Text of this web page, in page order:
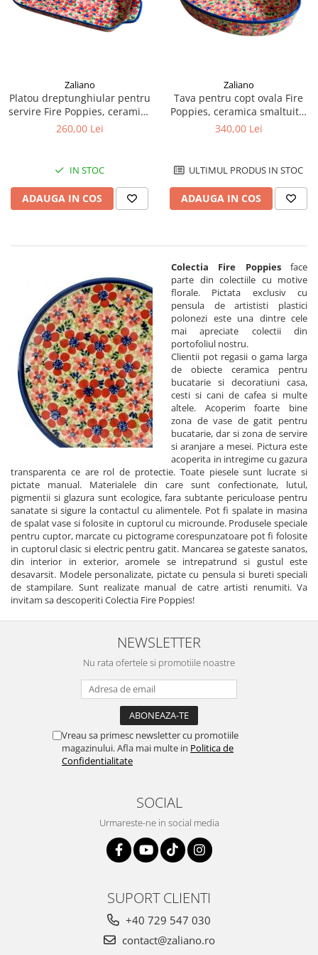
Zaliano
Platou dreptunghiular pentru
servire Fire Poppies, ceramica
smaltuita, pictat manual, 14,8
260,00 Lei
IN STOC
ADAUGA IN COS
Zaliano
Tava pentru copt ovala Fire
Poppies, ceramica smaltuita,
pictata manual, 19,0 x 27,5
340,00 Lei
ULTIMUL PRODUS IN STOC
ADAUGA IN COS
Colectia Fire Poppiesface
parte din colectiile cu motive
florale. Pictata exclusiv cu
pensula de artististi plastici
polonezi este una dintre cele
mai apreciate colectii din
portofoliul nostru.
Clientii pot regasii o gama larga
de obiecte ceramica pentru
bucatarie si decoratiuni casa,
cesti si cani de cafea si multe
altele. Acoperim foarte bine
zona de vase de gatit pentru
bucatarie, dar si zona de servire
si aranjare a mesei. Pictura este
acoperita in intregime cu gazura
transparenta ce are rol de protectie. Toate piesele sunt lucrate si
pictate manual. Materialele din care sunt confectionate, lutul,
pigmentii si glazura sunt ecologice, fara subtante periculoase pentru
sanatate si sigure la contactul cu alimentele. Pot fi spalate in masina
de spalat vase si folosite in cuptorul cu microunde. Produsele speciale
pentru cuptor, marcate cu pictograme corespunzatoare pot fi folosite
in cuptorul clasic si electric pentru gatit. Mancarea se gateste sanatos,
din interior in exterior, aromele se intrepatrund si gustul este
desavarsit. Modele personalizate, pictate cu pensula si bureti speciali
de stampilare. Sunt realizate manual de catre artisti renumiti. Va
invitam sa descoperiti Colectia Fire Poppies!
NEWSLETTER
Nu rata ofertele si promotiile noastre
Vreau sa primesc newsletter cu promotiile
magazinului. Afla mai multe in Politica de
Confidentialitate
SOCIAL
Urmareste-ne in social media
SUPORT CLIENTI
+40 729 547 030
contact@zaliano.ro